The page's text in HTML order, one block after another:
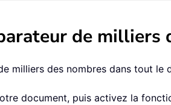
de milliers
milliers des nombres dans tout le
document, puis activez la